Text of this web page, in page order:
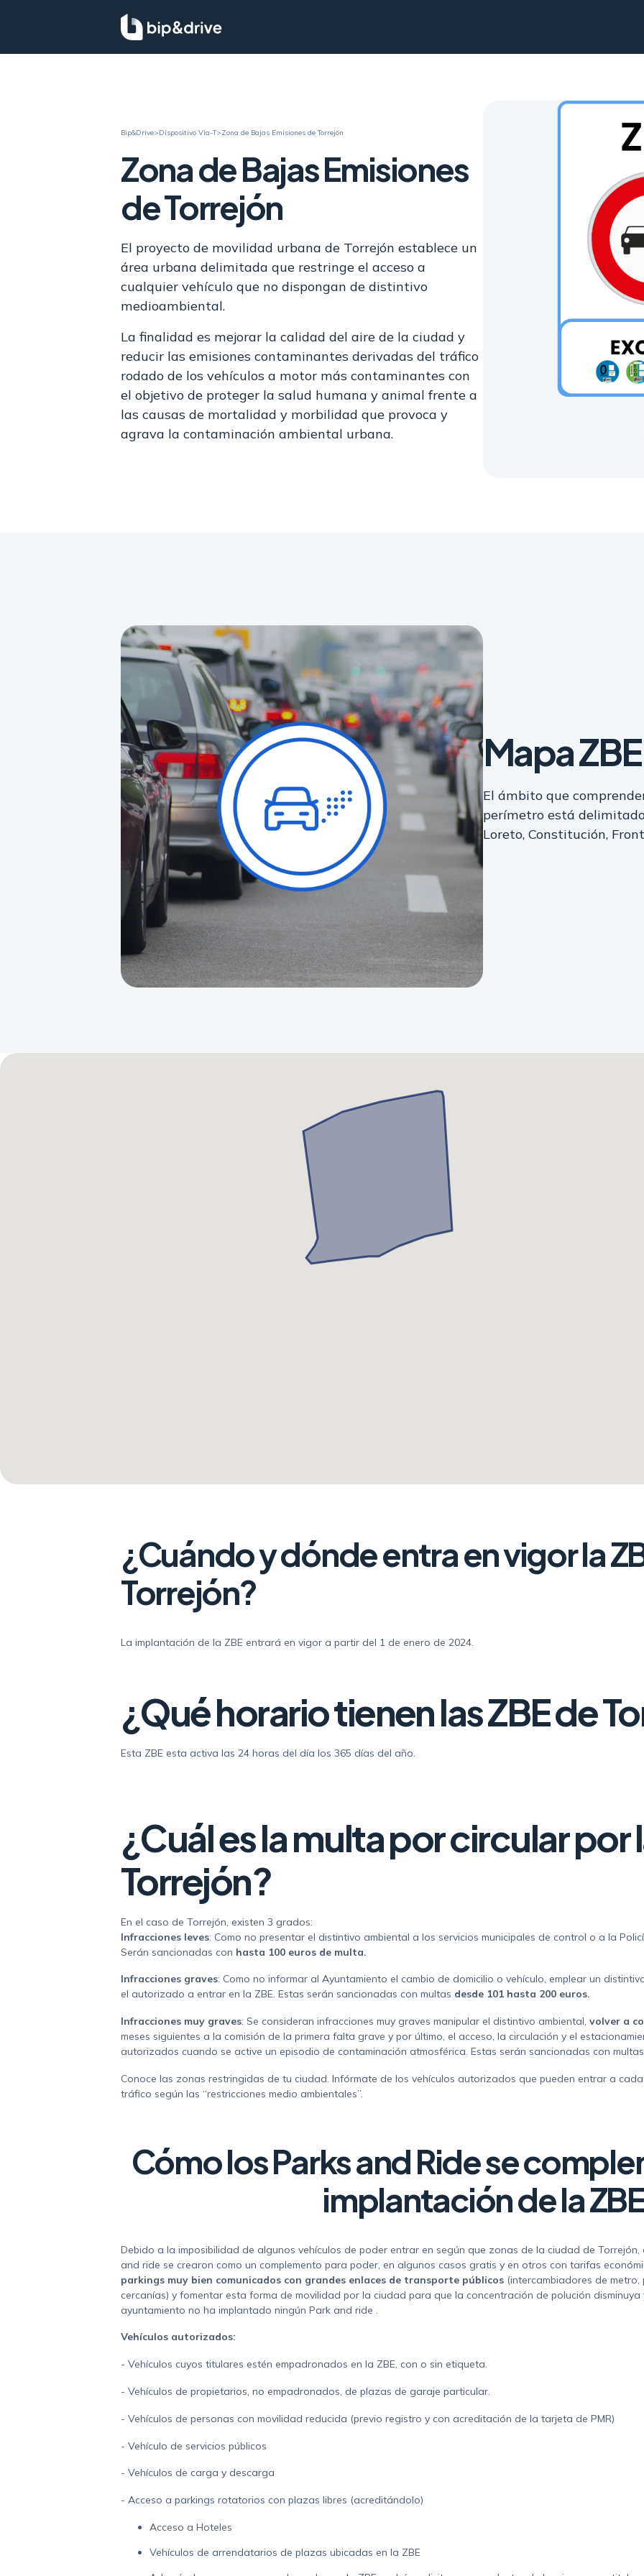
Bip&Drive>Dispositivo Via-T>Zona de Bajas Emisiones de Torrejón
Zona de Bajas Emisiones
de Torrejón
El proyecto de movilidad urbana de Torrejón establece un
área urbana delimitada que restringe el acceso a
cualquier vehículo que no dispongan de distintivo
medioambiental.
La finalidad es mejorar la calidad del aire de la ciudad y
reducir las emisiones contaminantes derivadas del tráfico
rodado de los vehículos a motor más contaminantes con
el objetivo de proteger la salud humana y animal frente a
las causas de mortalidad y morbilidad que provoca y
agrava la contaminación ambiental urbana.
Mapa
El ámbito que
perímetro está
Loreto, Constitución,
¿Cuándo y dónde entra en vigor la
Torrejón?
La implantación de la ZBE entrará en vigor a partir del 1 de enero de 2024.
¿Qué horario tienen las ZBE de
Esta ZBE esta activa las 24 horas del día los 365 días del año.
¿Cuál es la multa por circular por
Torrejón?
En el caso de Torrejón, existen 3 grados:
Infracciones leves: Como no presentar el distintivo ambiental a los servicios municipales de control o a la
Serán sancionadas con hasta 100 euros de multa.
Infracciones graves: Como no informar al Ayuntamiento el cambio de domicilio o vehículo, emplear un
el autorizado a entrar en la ZBE. Estas serán sancionadas con multas desde 101 hasta 200 euros.
Infracciones muy graves: Se consideran infracciones muy graves manipular el distintivo ambiental, volver a
meses siguientes a la comisión de la primera falta grave y por último, el acceso, la circulación y el
autorizados cuando se active un episodio de contaminación atmosférica. Estas serán sancionadas con
Conoce las zonas restringidas de tu ciudad. Infórmate de los vehículos autorizados que pueden entrar a
tráfico según las “restricciones medio ambientales”.
Cómo los Parks and Ride se
implantación de la ZBE
Debido a la imposibilidad de algunos vehículos de poder entrar en según que zonas de la ciudad de
and ride se crearon como un complemento para poder, en algunos casos gratis y en otros con tarifas
parkings muy bien comunicados con grandes enlaces de transporte públicos(intercambiadores de
cercanías) y fomentar esta forma de movilidad por la ciudad para que la concentración de polución
ayuntamiento no ha implantado ningún Park and ride .
Vehículos autorizados:
- Vehículos cuyos titulares estén empadronados en la ZBE, con o sin etiqueta.
- Vehículos de propietarios, no empadronados, de plazas de garaje particular.
- Vehículos de personas con movilidad reducida (previo registro y con acreditación de la tarjeta de PMR)
- Vehículo de servicios públicos
- Vehículos de carga y descarga
- Acceso a parkings rotatorios con plazas libres (acreditándolo)
Acceso a Hoteles
Vehículos de arrendatarios de plazas ubicadas en la ZBE